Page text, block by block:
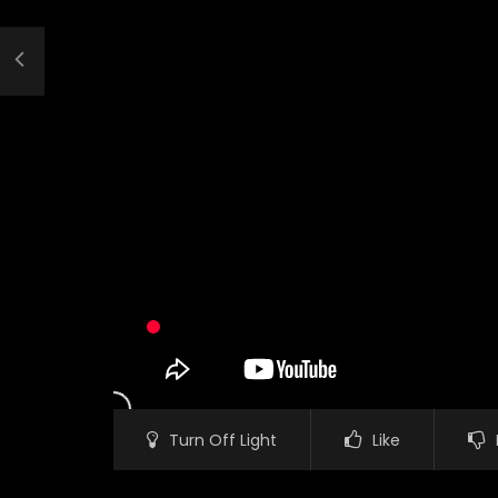
Turn Off Light Like